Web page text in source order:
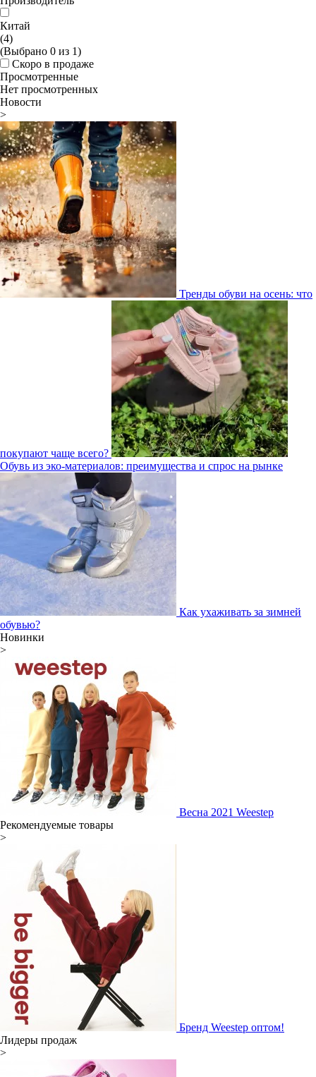
Китай
(4)
(Выбрано 0 из 1)
Скоро в продаже
Просмотренные
Нет просмотренных
Новости
>
Тренды обуви на осень: что
покупают чаще всего?
Обувь из эко-материалов: преимущества и спрос на рынке
Как ухаживать за зимней
обувью?
Новинки
>
Весна 2021 Weestep
Рекомендуемые товары
>
Бренд Weestep оптом!
Лидеры продаж
>